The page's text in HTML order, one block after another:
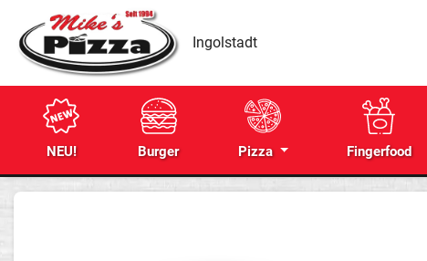
Ingolstadt
NEU! Burger Pizza Fingerfood